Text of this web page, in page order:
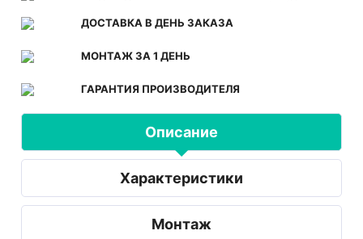
ДОСТАВКА В ДЕНЬ ЗАКАЗА
МОНТАЖ ЗА 1 ДЕНЬ
ГАРАНТИЯ ПРОИЗВОДИТЕЛЯ
Описание
Характеристики
Монтаж